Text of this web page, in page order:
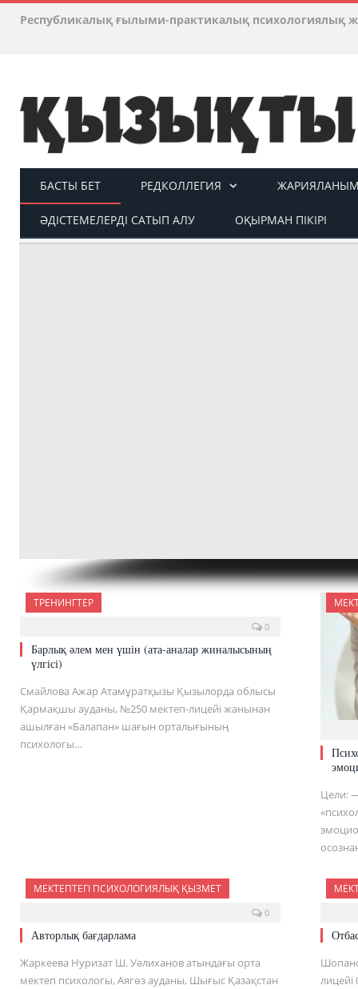
Республикалық ғылыми-практикалық психологиялық
БАСТЫ БЕТ РЕДКОЛЛЕГИЯ ЖАРИЯЛАНЫМ
ӘДІСТЕМЕЛЕРДІ САТЫП АЛУ ОҚЫРМАН ПІКІРІ
ТРЕНИНГТЕР
0
Барлық әлем мен үшін (ата-аналар жиналысының
үлгісі)
Cмайлова Ажар Атамұратқызы Қызылорда облысы
Қармақшы ауданы, №250 мектеп-лицейі жанынан
ашылған «Балапан» шағын орталығының
психологы…
Цели:
МЕКТЕПТЕГІ ПСИХОЛОГИЯЛЫҚ ҚЫЗМЕТ
0
Авторлық бағдарлама
Жаркеева Нуризат Ш. Уәлиханов атындағы орта
мектеп психологы, Аягөз ауданы, Шығыс Қазақстан